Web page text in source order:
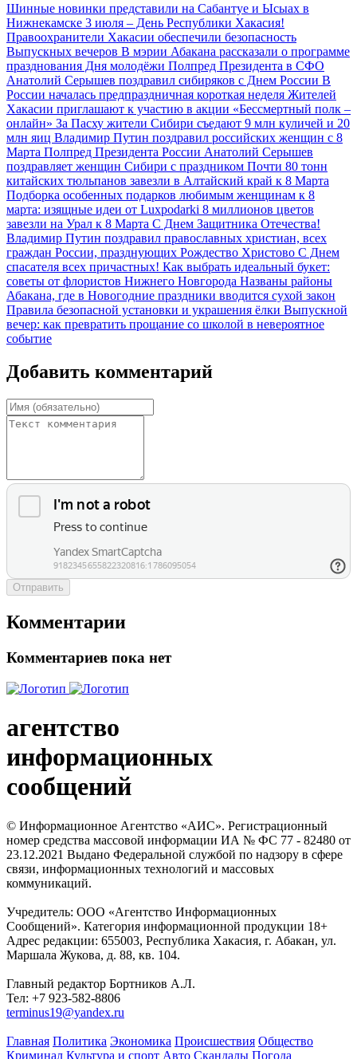
Шинные новинки представили на Сабантуе и Ысыах в
Нижнекамске 3 июля – День Республики Хакасия!
Правоохранители Хакасии обеспечили безопасность
Выпускных вечеров В мэрии Абакана рассказали о программе
празднования Дня молодёжи Полпред Президента в СФО
Анатолий Серышев поздравил сибиряков с Днем России В
России началась предпраздничная короткая неделя Жителей
Хакасии приглашают к участию в акции «Бессмертный полк –
онлайн» За Пасху жители Сибири съедают 9 млн куличей и 20
млн яиц Владимир Путин поздравил российских женщин с 8
Марта Полпред Президента России Анатолий Серышев
поздравляет женщин Сибири с праздником Почти 80 тонн
китайских тюльпанов завезли в Алтайский край к 8 Марта
Подборка особенных подарков любимым женщинам к 8
марта: изящные идеи от Luxpodarki 8 миллионов цветов
завезли на Урал к 8 Марта С Днем Защитника Отечества!
Владимир Путин поздравил православных христиан, всех
граждан России, празднующих Рождество Христово С Днем
спасателя всех причастных! Как выбрать идеальный букет:
советы от флористов Нижнего Новгорода Названы районы
Абакана, где в Новогодние праздники вводится сухой закон
Правила безопасной установки и украшения ёлки Выпускной
вечер: как превратить прощание со школой в невероятное
событие
Добавить комментарий
Отправить
Комментарии
Комментариев пока нет
агентство
информационных
сообщений
© Информационное Агентство «АИС». Регистрационный
номер средства массовой информации ИА № ФС 77 - 82480 от
23.12.2021 Выдано Федеральной службой по надзору в сфере
связи, информационных технологий и массовых
коммуникаций.
Учредитель: ООО «Агентство Информационных
Сообщений». Категория информационной продукции 18+
Адрес редакции: 655003, Республика Хакасия, г. Абакан, ул.
Маршала Жукова, д. 88, кв. 104.
Главный редактор Бортников А.Л.
Тел: +7 923-582-8806
terminus19@yandex.ru
Главная Политика Экономика Происшествия Общество
Криминал Культура и спорт Авто Скандалы Погода